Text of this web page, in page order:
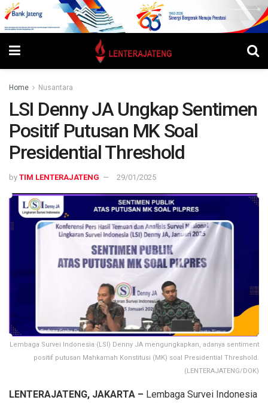
Home Nusantara
LSI Denny JA Ungkap Sentimen
Positif Putusan MK Soal
Presidential Threshold
by TIM LENTERAJATENG 29/01/2025
Lembaga Survei Indonesia (LSI) Denny JA mengungkapkan, adanya sentiment
positif putusan Mahkamah Konstitusi (MK) soal Presidential Threshold.
(LENTERAJATENG/DOK)
LENTERAJATENG, JAKARTA – Lembaga Survei Indonesia